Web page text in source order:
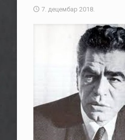
7. децембар 2018.